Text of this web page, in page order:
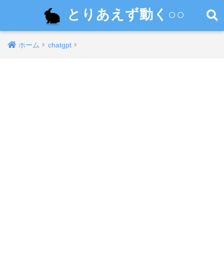
とりあえず動く○○
ホーム chatgpt